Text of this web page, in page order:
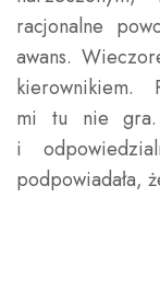
racjonalne
awans.
mi tu nie gra.
i
podpowiadała,